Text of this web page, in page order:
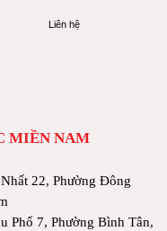
Liên hệ
MIỀN NAM
22, Phường Đông
Phố 7, Phường Bình Tân,